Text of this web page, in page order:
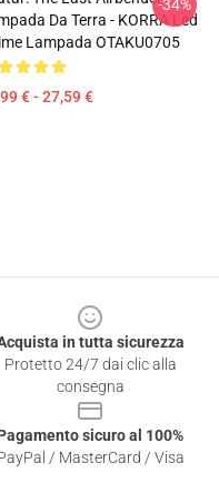
Da Terra - KORRA Led
Lampada OTAKU0705
€ - 27,59 €
-34%
in tutta sicurezza
Protetto 24/7 dai clic alla
consegna
sicuro al 100%
/ MasterCard / Visa